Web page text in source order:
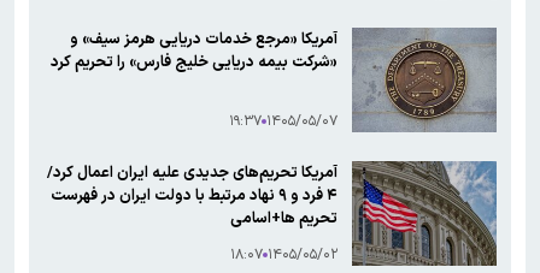
آمریکا «مرجع خدمات دریایی هرمز سیف» و
«شرکت بیمه دریایی خلیج فارس» را تحریم کرد
۱۴۰۵/۰۵/۰۷ ۱۹:۳۷
آمریکا تحریم‌های جدیدی علیه ایران اعمال کرد/
۴ فرد و ۹ نهاد مرتبط با دولت ایران در فهرست
تحریم ها+اسامی
۱۴۰۵/۰۵/۰۲ ۱۸:۰۷